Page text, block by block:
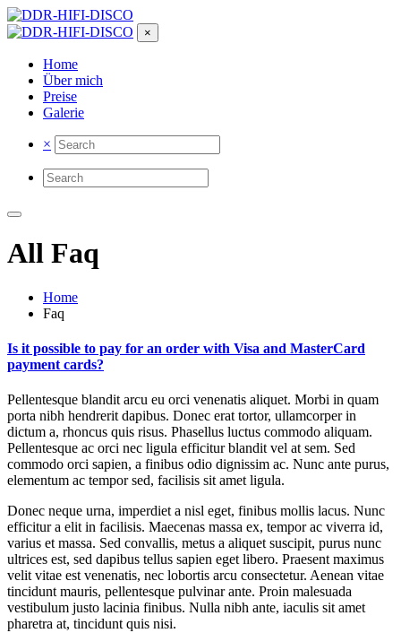
×
Home
Über mich
Preise
Galerie
×
All Faq
Home
Faq
Is it possible to pay for an order with Visa and MasterCard
payment cards?
Pellentesque blandit arcu eu orci venenatis aliquet. Morbi in quam
porta nibh hendrerit dapibus. Donec erat tortor, ullamcorper in
dictum a, rhoncus quis risus. Phasellus luctus commodo aliquam.
Pellentesque ac orci nec ligula efficitur blandit vel at sem. Sed
commodo orci sapien, a finibus odio dignissim ac. Nunc ante purus,
elementum ac tempor sed, facilisis sit amet ligula.
Donec neque urna, imperdiet a nisl eget, finibus mollis lacus. Nunc
efficitur a elit in facilisis. Maecenas massa ex, tempor ac viverra id,
varius et massa. Sed convallis, metus a aliquet suscipit, purus nunc
ultrices est, sed dapibus tellus sapien eget libero. Praesent maximus
velit vitae est venenatis, nec lobortis arcu consectetur. Aenean vitae
tincidunt mauris, pellentesque pulvinar ante. Proin malesuada
vestibulum justo lacinia finibus. Nulla nibh ante, iaculis sit amet
pharetra at, tincidunt quis nisi.